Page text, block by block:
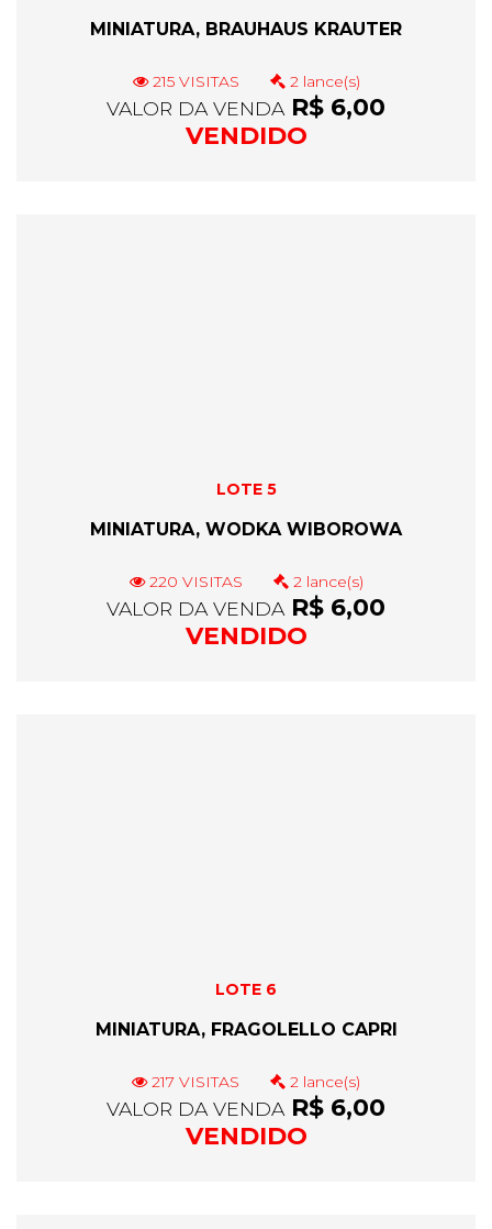
MINIATURA, BRAUHAUS KRAUTER
215 VISITAS 2 lance(s)
VALOR DA VENDAR$ 6,00
VENDIDO
LOTE 5
MINIATURA, WODKA WIBOROWA
220 VISITAS 2 lance(s)
VALOR DA VENDAR$ 6,00
VENDIDO
LOTE 6
MINIATURA, FRAGOLELLO CAPRI
217 VISITAS 2 lance(s)
VALOR DA VENDAR$ 6,00
VENDIDO